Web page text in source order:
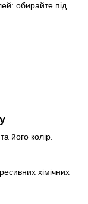
обирайте під
його колір.
хімічних